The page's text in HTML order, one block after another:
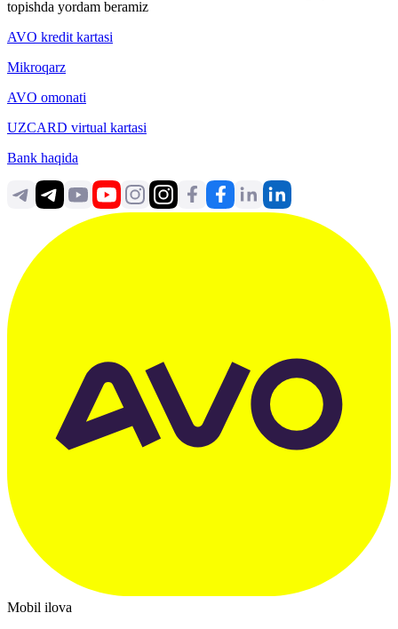
topishda yordam beramiz
AVO kredit kartasi
Mikroqarz
AVO omonati
UZCARD virtual kartasi
Bank haqida
Mobil ilova